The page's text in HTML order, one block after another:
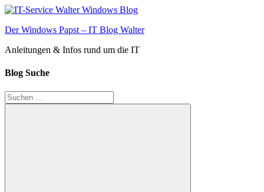
Zum
springen
Der Windows Papst – IT Blog Walter
Anleitungen & Infos rund um die IT
Blog Suche
Suchen
nach: